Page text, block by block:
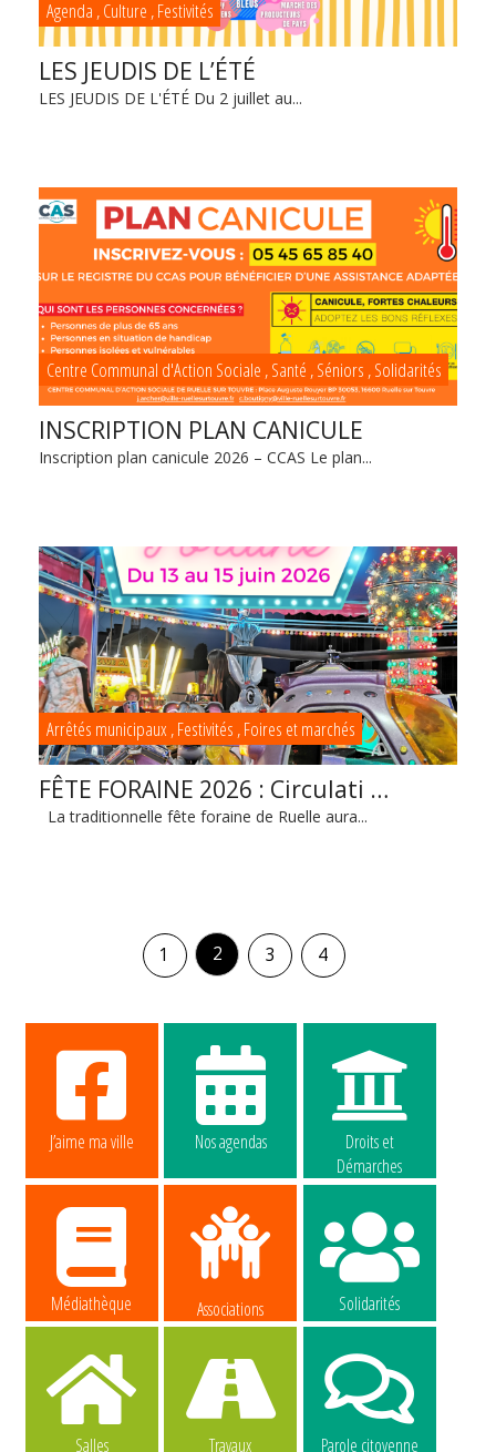
Agenda ,Culture ,Festivités
LES JEUDIS DE L’ÉTÉ
LES JEUDIS DE L'ÉTÉ Du 2 juillet au...
Centre Communal d'Action Sociale ,Santé ,Séniors ,Solidarités
INSCRIPTION PLAN CANICULE
Inscription plan canicule 2026 – CCAS Le plan...
Arrêtés municipaux ,Festivités ,Foires et marchés
FÊTE FORAINE 2026 : Circulati …
La traditionnelle fête foraine de Ruelle aura...
1 2 3 4
J’aime ma ville Nos agendas
Droits et
Démarches
Médiathèque Associations Solidarités
Salles Travaux Parole citoyenne